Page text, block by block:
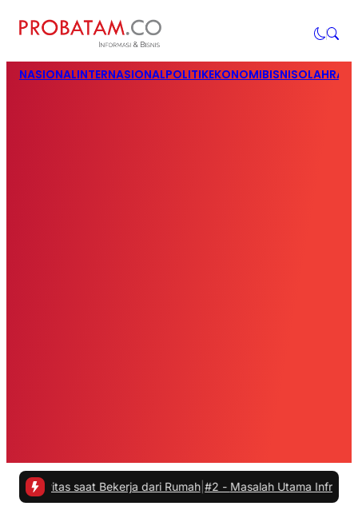
NASIONALINTERNASIONALPOLITIKEKONOMIBISNIS
saat Bekerja dari Rumah| #2 -Masalah Utama Infrastruktur